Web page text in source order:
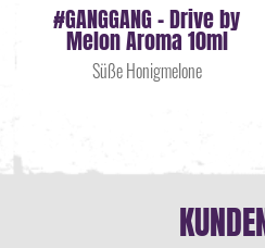
#GANGGANG - Drive by
Melon Aroma 10ml
Süße Honigmelone